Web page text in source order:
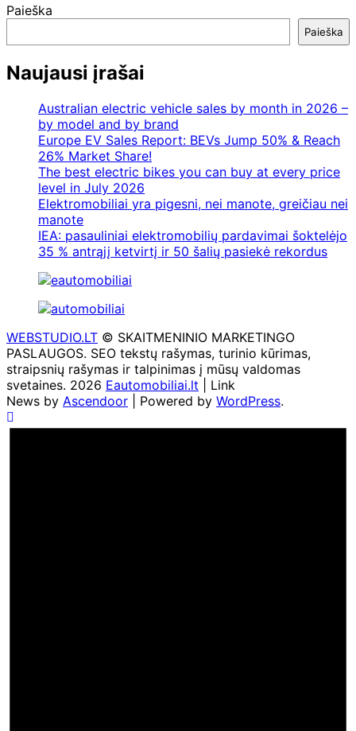
Paieška
Paieška
Naujausi įrašai
Australian electric vehicle sales by month in 2026 –
by model and by brand
Europe EV Sales Report: BEVs Jump 50% & Reach
26% Market Share!
The best electric bikes you can buy at every price
level in July 2026
Elektromobiliai yra pigesni, nei manote, greičiau nei
manote
IEA: pasauliniai elektromobilių pardavimai šoktelėjo
35 % antrąjį ketvirtį ir 50 šalių pasiekė rekordus
WEBSTUDIO.LT © SKAITMENINIO MARKETINGO
PASLAUGOS. SEO tekstų rašymas, turinio kūrimas,
straipsnių rašymas ir talpinimas į mūsų valdomas
svetaines. 2026 Eautomobiliai.lt | Link
News by Ascendoor | Powered by WordPress.